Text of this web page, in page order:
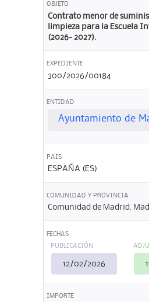
OBJETO
Contrato menor de
limpieza para la Escuela
(2026- 2027).
EXPEDIENTE
300/2026/00184
ENTIDAD
Ayuntamiento de
PAIS
ESPAÑA (ES)
COMUNIDAD Y PROVINCIA
Comunidad de Madrid.
FECHAS
PUBLICACIÓN
12/02/2026
IMPORTE